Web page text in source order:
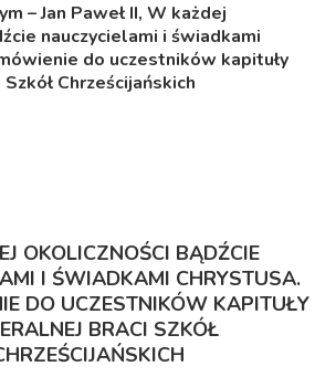
– Jan Paweł II, W każdej
nauczycielami i świadkami
do uczestników kapituły
Chrześcijańskich
OKOLICZNOŚCI BĄDŹCIE
I ŚWIADKAMI CHRYSTUSA.
DO UCZESTNIKÓW KAPITUŁY
BRACI SZKÓŁ